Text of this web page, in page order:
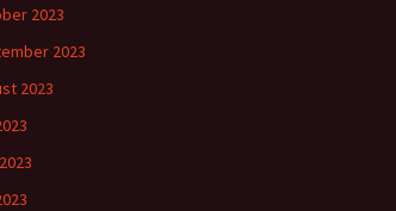
2023
2023
2023